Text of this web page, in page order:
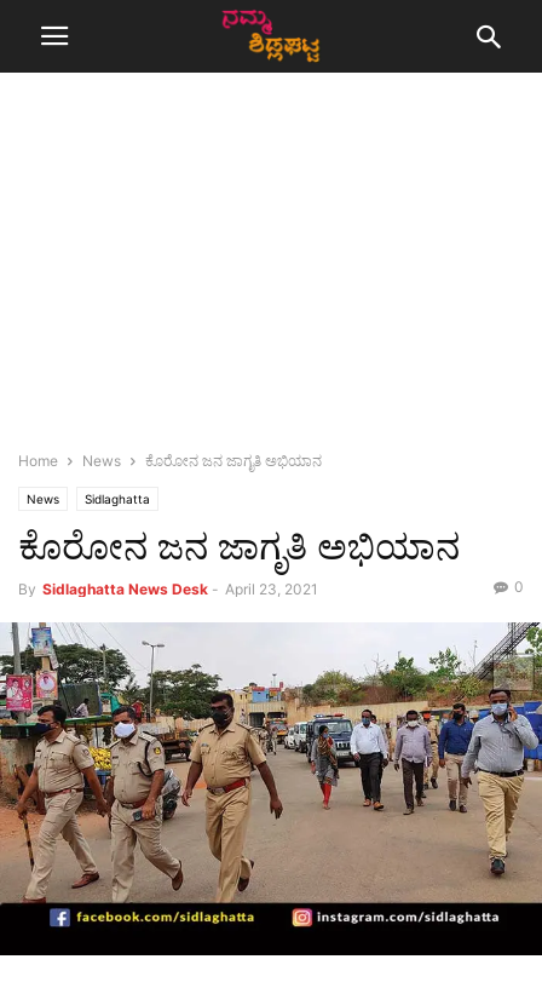
Home News ಕೊರೋನ ಜನ ಜಾಗೃತಿ ಅಭಿಯಾನ
News Sidlaghatta
ಕೊರೋನ ಜನ ಜಾಗೃತಿ ಅಭಿಯಾನ
By Sidlaghatta News Desk - April 23, 2021 0